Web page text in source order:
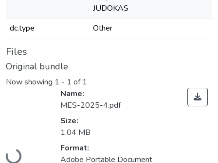
JUDOKAS
dc.type
Other
Files
Original bundle
Now showing 1 - 1 of 1
Name:
MES-2025-4.pdf
Size:
1.04 MB
Format:
Adobe Portable Document